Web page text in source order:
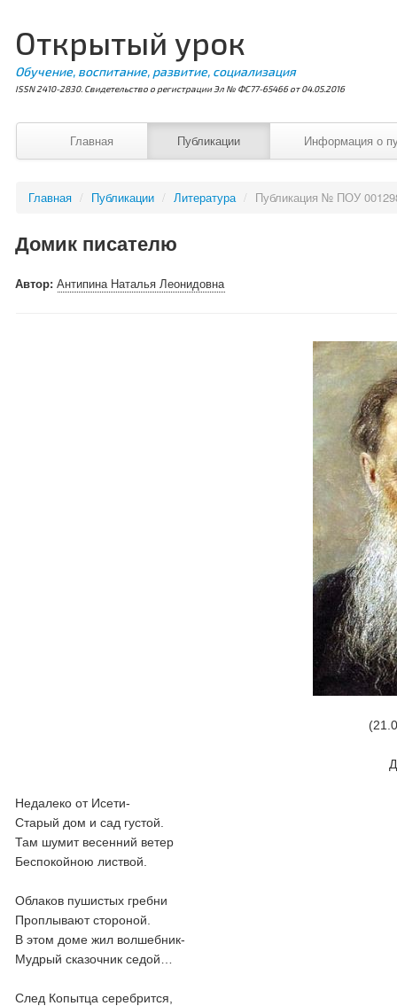
Открытый урок
Обучение, воспитание, развитие, социализация
ISSN 2410-2830. Свидетельство о регистрации Эл № ФС77-65466 от 04.05.2016
Главная Публикации Информация о
Главная / Публикации / Литература / Публикация № ПОУ
Домик писателю
Автор:Антипина Наталья Леонидовна
Недалеко от Исети-
Старый дом и сад густой.
Там шумит весенний ветер
Беспокойною листвой.
Облаков пушистых гребни
Проплывают стороной.
В этом доме жил волшебник-
Мудрый сказочник седой…
След Копытца серебрится,